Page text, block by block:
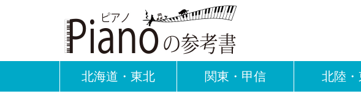
北海道・東北 関東・甲信 北陸